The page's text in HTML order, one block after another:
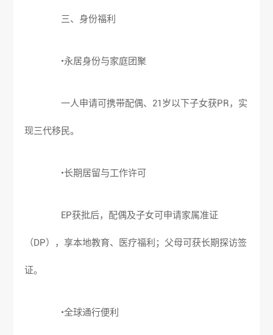
三、身份福利
•永居身份与家庭团聚
一人申请可携带配偶、21岁以下子女获PR，实
现三代移民。
•长期居留与工作许可
EP获批后，配偶及子女可申请家属准证
（DP），享本地教育、医疗福利；父母可获长期探访签
证。
•全球通行便利